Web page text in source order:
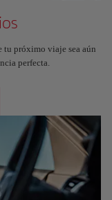
tu próximo viaje sea aún
perfecta.